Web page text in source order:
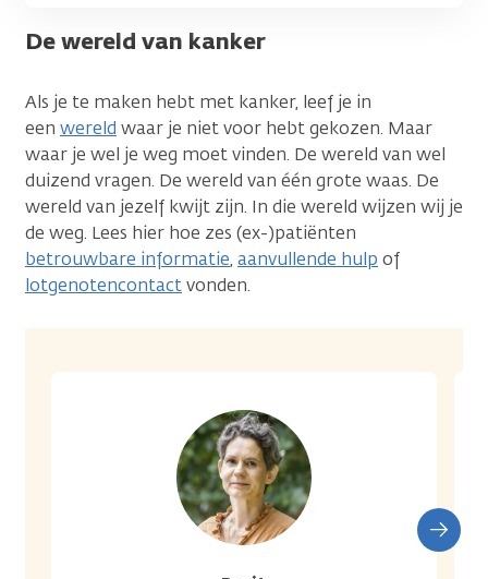
De wereld van kanker
Als je te maken hebt met kanker, leef je in
een wereld waar je niet voor hebt gekozen. Maar
waar je wel je weg moet vinden. De wereld van wel
duizend vragen. De wereld van één grote waas. De
wereld van jezelf kwijt zijn. In die wereld wijzen wij je
de weg. Lees hier hoe zes (ex-)patiënten
betrouwbare informatie, aanvullende hulp of
lotgenotencontactvonden.